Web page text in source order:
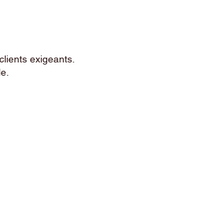
exigeants.